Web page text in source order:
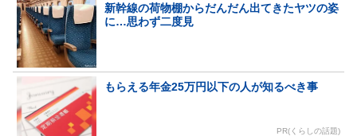
新幹線の荷物棚からだんだん出てきたヤツの姿
に…思わず二度見
もらえる年金25万円以下の人が知るべき事
PR(くらしの話題)